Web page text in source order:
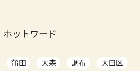
ホットワード
蒲田 大森 調布
大田区